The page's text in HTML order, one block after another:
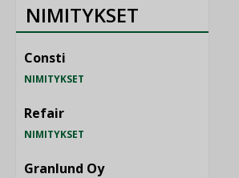
NIMITYKSET
Consti
NIMITYKSET
Refair
NIMITYKSET
Granlund Oy